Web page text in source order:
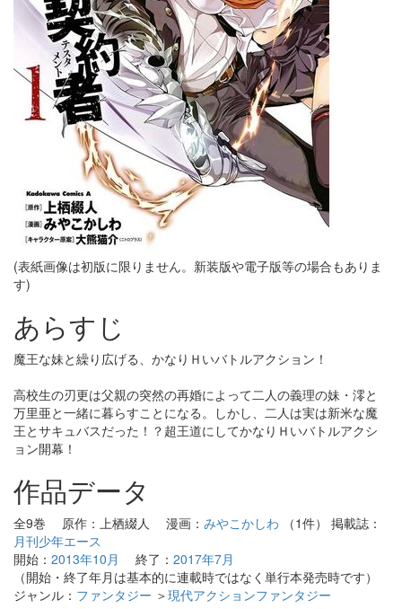
(表紙画像は初版に限りません。新装版や電子版等の場合もありま
す)
あらすじ
魔王な妹と繰り広げる、かなりＨいバトルアクション！
高校生の刃更は父親の突然の再婚によって二人の義理の妹・澪と
万里亜と一緒に暮らすことになる。しかし、二人は実は新米な魔
王とサキュバスだった！？超王道にしてかなりＨいバトルアクシ
ョン開幕！
作品データ
全9巻 原作：上栖綴人 漫画： みやこかしわ （1件） 掲載誌：
月刊少年エース
開始： 2013年10月 終了： 2017年7月
（開始・終了年月は基本的に連載時ではなく単行本発売時です）
ジャンル： ファンタジー ＞現代アクションファンタジー